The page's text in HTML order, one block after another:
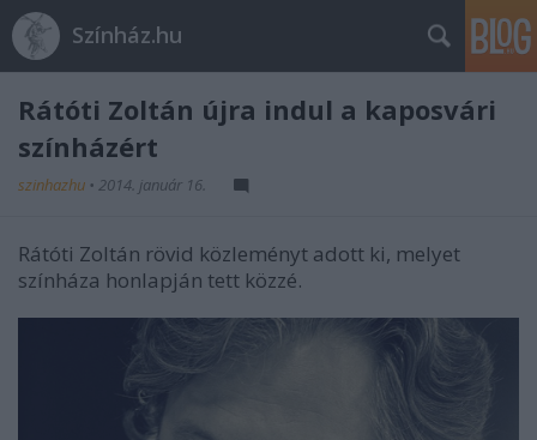
Színház.hu
Rátóti Zoltán újra indul a kaposvári
színházért
szinhazhu • 2014. január 16.
Rátóti Zoltán rövid közleményt adott ki, melyet
színháza honlapján tett közzé.